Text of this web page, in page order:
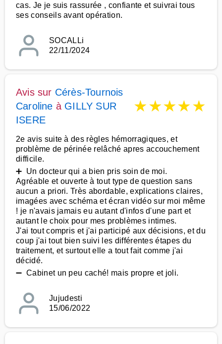
cas. Je je suis rassurée , confiante et suivrai tous
ses conseils avant opération.
SOCALLi
22/11/2024
Avis sur Cérès-Tournois
Caroline à GILLY SUR
ISERE
★★★★★
2e avis suite à des règles hémorragiques, et
problème de périnée relâché apres accouchement
difficile.
➕ Un docteur qui a bien pris soin de moi.
Agréable et ouverte à tout type de question sans
aucun a priori. Très abordable, explications claires,
imagées avec schéma et écran vidéo sur moi même
! je n'avais jamais eu autant d'infos d'une part et
autant le choix pour mes problèmes intimes.
J'ai tout compris et j'ai participé aux décisions, et du
coup j'ai tout bien suivi les différentes étapes du
traitement, et surtout elle a tout fait comme j'ai
décidé.
➖ Cabinet un peu caché! mais propre et joli.
Jujudesti
15/06/2022